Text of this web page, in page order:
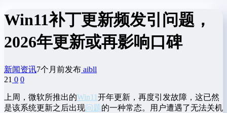
Win11补丁更新频发引问题，
2026年更新或再影响口碑
新闻资讯7个月前发布 aibll
21 0 0
上周，微软所推出的Win11开年更新，再度引发故障，这已然
是该系统更新之后出现问题的一种常态。用户遭遇了无法关机